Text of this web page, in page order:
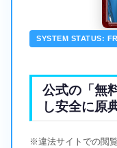
SYSTEM STATUS:
公式の「無
し安全に原
※違法サイトでの閲